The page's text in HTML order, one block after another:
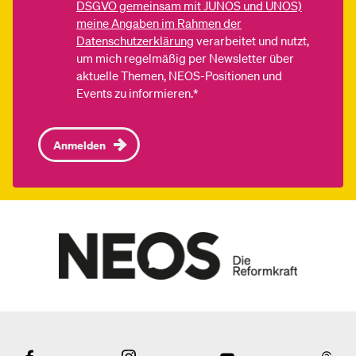
DSGVO gemeinsam mit JUNOS und UNOS)
meine Angaben im Rahmen der
Datenschutzerklärung verarbeitet und nutzt,
um mich regelmäßig per Newsletter über
aktuelle Themen, NEOS-Positionen und
Events zu informieren.*
Anmelden